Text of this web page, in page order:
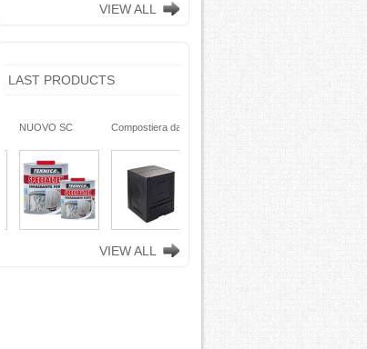
VIEW ALL
LAST PRODUCTS
NUOVO SC
sverniciatore
universale - tre
pini (COPY) -
TEKNICA
Compostiera da
plastica riciclata
260 Lt. nero
VIEW ALL